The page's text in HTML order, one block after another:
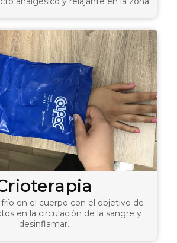
en el cuerpo con el objetivo de
en la circulación de la sangre y
desinflamar.